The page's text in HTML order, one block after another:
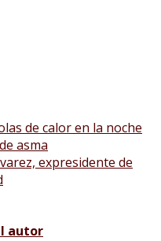
de calor en la noche
asma
expresidente de
autor